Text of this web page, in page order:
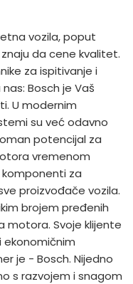
vozila, poput
da cene kvalitet.
za ispitivanje i
Bosch je Vaš
U modernim
su već odavno
potencijal za
vremenom
komponenti za
proizvođače vozila.
brojem pređenih
motora. Svoje klijente
je - Bosch. Nijedno
s razvojem i snagom